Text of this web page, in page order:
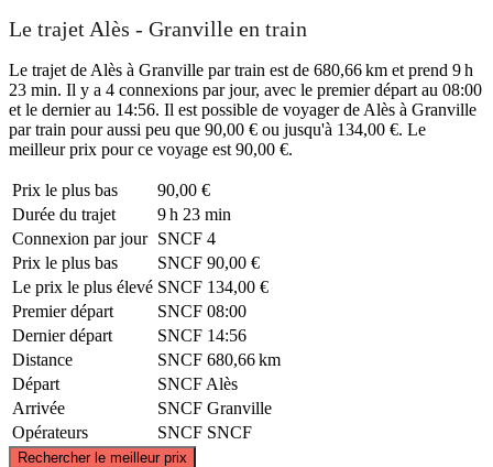
Le trajet Alès - Granville en train
Le trajet de Alès à Granville par train est de 680,66 km et prend 9 h
23 min. Il y a 4 connexions par jour, avec le premier départ au 08:00
et le dernier au 14:56. Il est possible de voyager de Alès à Granville
par train pour aussi peu que 90,00 € ou jusqu'à 134,00 €. Le
meilleur prix pour ce voyage est 90,00 €.
Prix ​​le plus bas
90,00 €
Durée du trajet
9 h 23 min
Connexion par jour SNCF 4
Prix ​​le plus bas
SNCF 90,00 €
Le prix le plus élevé SNCF 134,00 €
Premier départ
SNCF 08:00
Dernier départ
SNCF 14:56
Distance
SNCF 680,66 km
Départ
SNCF Alès
Arrivée
SNCF Granville
Opérateurs
SNCF SNCF
Rechercher le meilleur prix